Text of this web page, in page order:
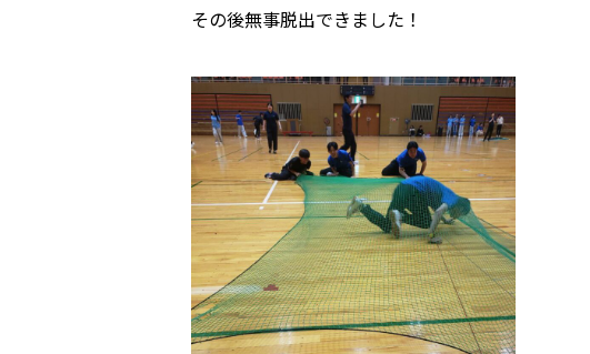
その後無事脱出できました！